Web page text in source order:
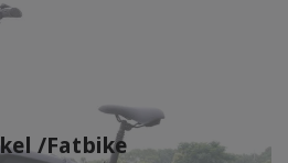
/Fatbike